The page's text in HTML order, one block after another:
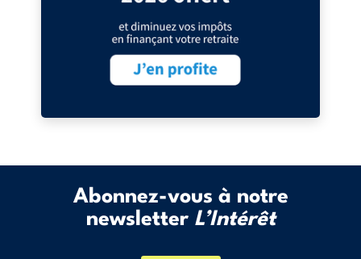
Abonnez-vous à notre
newsletter L’Intérêt